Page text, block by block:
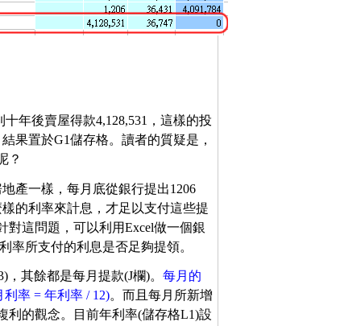
年後賣屋得款4,128,531，這樣的投
果置於G1儲存格。讀者的質疑是，
？
產一樣，每月底從銀行提出1206
的利率來計息，才足以支付這些提
對這問題，可以利用Excel做一個銀
率所支付的利息是否足夠提領。
其餘都是每月提款(J欄)。 每月的
率 = 年利率 / 12)。而且每月所新增
利的觀念。目前年利率(儲存格L1)設